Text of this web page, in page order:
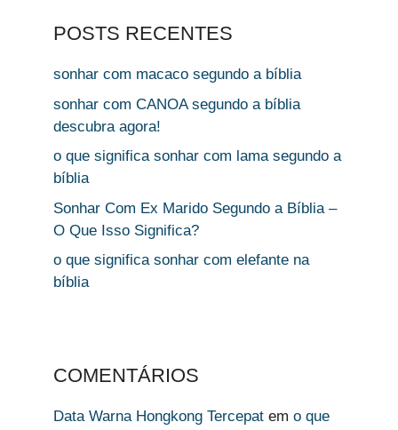
POSTS RECENTES
sonhar com macaco segundo a bíblia
sonhar com CANOA segundo a bíblia
descubra agora!
o que significa sonhar com lama segundo a
bíblia
Sonhar Com Ex Marido Segundo a Bíblia –
O Que Isso Significa?
o que significa sonhar com elefante na
bíblia
COMENTÁRIOS
Data Warna Hongkong Tercepat em o que